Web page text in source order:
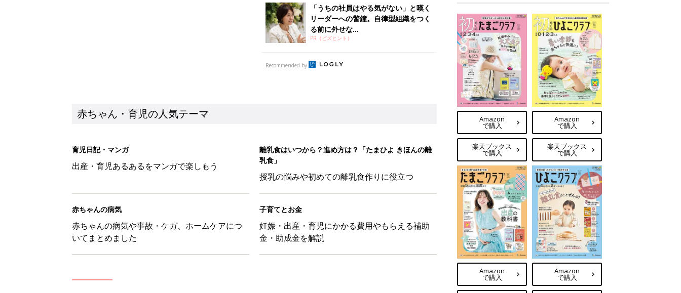
授乳の悩みや初めての離乳食作りに役立つ
子育てとお金
妊娠・出産・育児にかかる費用やもらえる補助
金・助成金を解説
【たまひよ ファミリーパーク2026】協賛企業のご紹介
赤ちゃん・育児
ひよこクラブ の読者アンケート&体験談大募集！！
赤ちゃん・育児
10月18日(日)のタイムスケジュール【たまひよ ファミリーパーク2026】
Amazon
で購入
楽天ブックス
で購入
Amazon
で購入
楽天ブックス
で購入
Amazon
で購入
Amazon
で購入